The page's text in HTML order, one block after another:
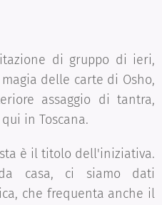
di gruppo di ieri,
delle carte di Osho,
assaggio di tantra,
in Toscana.
è il titolo dell'iniziativa.
casa, ci siamo dati
che frequenta anche il